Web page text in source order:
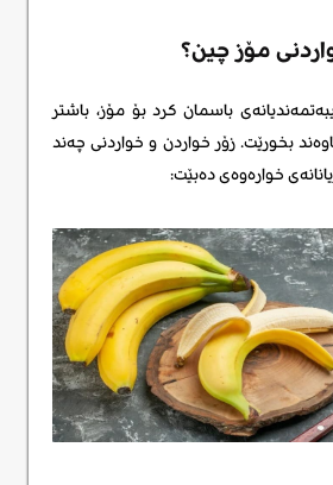
مۆز چین؟
باسمان کرد بۆ مۆز، باشتر
بخورێت. زۆر خواردن و خواردنی چەند
خوارەوەی دەبێت: